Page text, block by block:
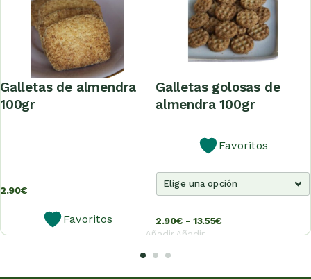
galletas de almendra
100gr
2.90€
Favoritos
galletas golosas de
almendra 100gr
Favoritos
2.90€ - 13.55€
AñadirAñadir